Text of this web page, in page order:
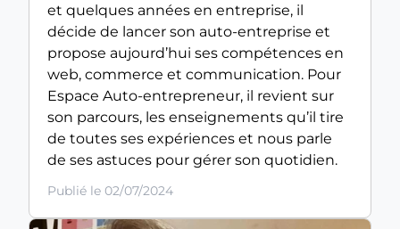
et quelques années en entreprise, il
décide de lancer son auto-entreprise et
propose aujourd’hui ses compétences en
web, commerce et communication. Pour
Espace Auto-entrepreneur, il revient sur
son parcours, les enseignements qu’il tire
de toutes ses expériences et nous parle
de ses astuces pour gérer son quotidien.
Publié le 02/07/2024